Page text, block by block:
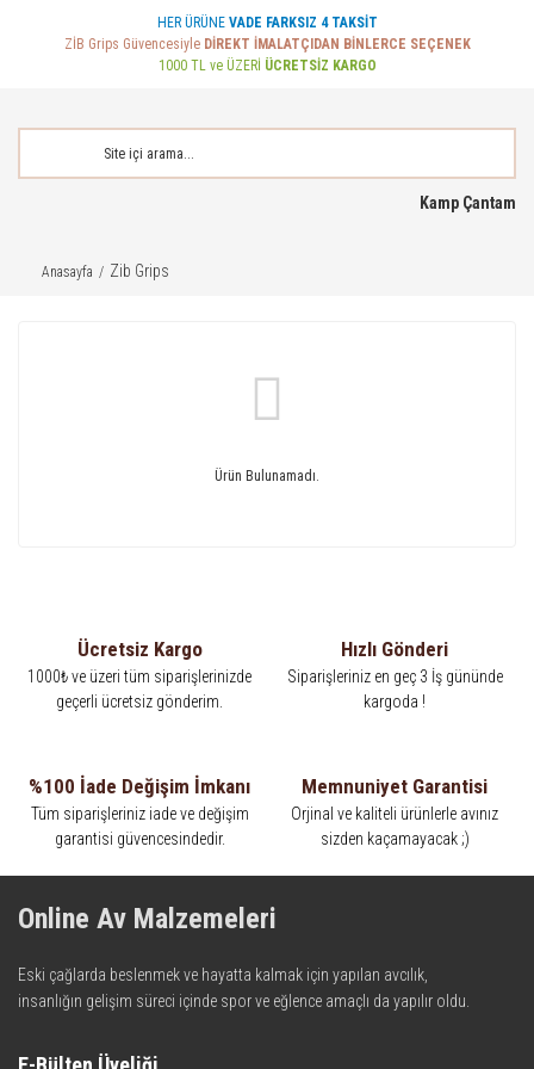
HER ÜRÜNE VADE FARKSIZ 4 TAKSİT
ZİB Grips Güvencesiyle DİREKT İMALATÇIDAN BİNLERCE SEÇENEK
1000 TL ve ÜZERİ ÜCRETSİZ KARGO
Kamp Çantam
Anasayfa Zib Grips
Ürün Bulunamadı.
Ücretsiz Kargo
1000₺ ve üzeri tüm siparişlerinizde
geçerli ücretsiz gönderim.
Hızlı Gönderi
Siparişleriniz en geç 3 İş gününde
kargoda !
%100 İade Değişim İmkanı
Tüm siparişleriniz iade ve değişim
garantisi güvencesindedir.
Memnuniyet Garantisi
Orjinal ve kaliteli ürünlerle avınız
sizden kaçamayacak ;)
Online Av Malzemeleri
Eski çağlarda beslenmek ve hayatta kalmak için yapılan avcılık,
insanlığın gelişim süreci içinde spor ve eğlence amaçlı da yapılır oldu.
teknolojinin dokunuşuyla av malzemelerinde en iyisini meydana